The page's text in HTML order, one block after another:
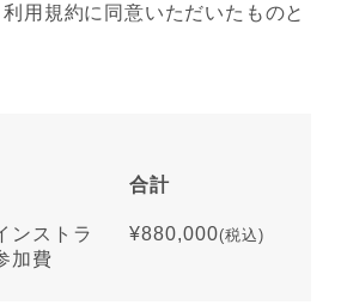
用規約に同意いただいたものと
合計
ンストラ
加費
¥880,000(税込)